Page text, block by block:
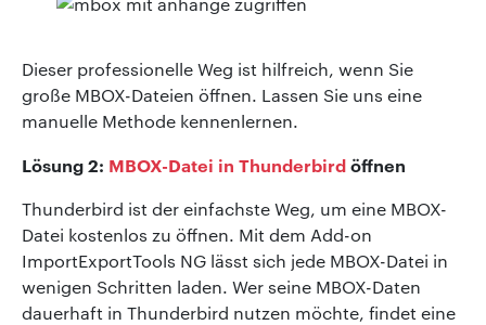
Dieser professionelle Weg ist hilfreich, wenn Sie
große MBOX-Dateien öffnen. Lassen Sie uns eine
manuelle Methode kennenlernen.
Lösung 2: MBOX-Datei in Thunderbirdöffnen
Thunderbird ist der einfachste Weg, um eine MBOX-
Datei kostenlos zu öffnen. Mit dem Add-on
ImportExportTools NG lässt sich jede MBOX-Datei in
wenigen Schritten laden. Wer seine MBOX-Daten
dauerhaft in Thunderbird nutzen möchte, findet eine